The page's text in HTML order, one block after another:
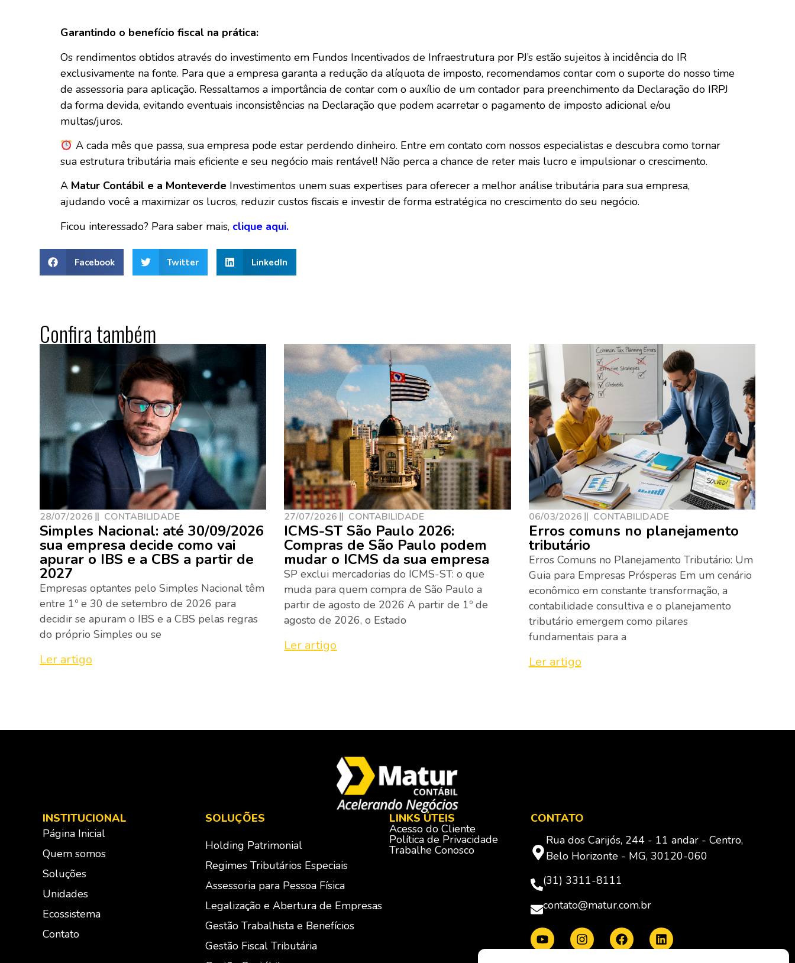
Garantindo o benefício fiscal na prática:
Os rendimentos obtidos através do investimento em Fundos Incentivados de Infraestrutura por PJ’s estão sujeitos à incidência do IR
exclusivamente na fonte. Para que a empresa garanta a redução da alíquota de imposto, recomendamos contar com o suporte do nosso time
de assessoria para aplicação. Ressaltamos a importância de contar com o auxílio de um contador para preenchimento da Declaração do IRPJ
da forma devida, evitando eventuais inconsistências na Declaração que podem acarretar o pagamento de imposto adicional e/ou
multas/juros.
A cada mês que passa, sua empresa pode estar perdendo dinheiro. Entre em contato com nossos especialistas e descubra como tornar
sua estrutura tributária mais eficiente e seu negócio mais rentável! Não perca a chance de reter mais lucro e impulsionar o crescimento.
A Matur Contábil e a Monteverde Investimentos unem suas expertises para oferecer a melhor análise tributária para sua empresa,
ajudando você a maximizar os lucros, reduzir custos fiscais e investir de forma estratégica no crescimento do seu negócio.
Ficou interessado? Para saber mais, clique aqui.
Facebook Twitter LinkedIn
Confira também
28/07/2026 CONTABILIDADE
Simples Nacional: até 30/09/2026
sua empresa decide como vai
apurar o IBS e a CBS a partir de
2027
Empresas optantes pelo Simples Nacional têm
entre 1º e 30 de setembro de 2026 para
decidir se apuram o IBS e a CBS pelas regras
do próprio Simples ou se
Ler artigo
27/07/2026 CONTABILIDADE
ICMS-ST São Paulo 2026:
Compras de São Paulo podem
mudar o ICMS da sua empresa
SP exclui mercadorias do ICMS-ST: o que
muda para quem compra de São Paulo a
partir de agosto de 2026 A partir de 1º de
agosto de 2026, o Estado
Ler artigo
06/03/2026 CONTABILIDADE
Erros comuns no planejamento
tributário
Erros Comuns no Planejamento Tributário: Um
Guia para Empresas Prósperas Em um cenário
econômico em constante transformação, a
contabilidade consultiva e o planejamento
tributário emergem como pilares
fundamentais para a
Ler artigo
INSTITUCIONAL
Página Inicial
Quem somos
Soluções
Unidades
Ecossistema
Contato
SOLUÇÕES
Holding Patrimonial
Regimes Tributários Especiais
Assessoria para Pessoa Física
Legalização e Abertura de Empresas
Gestão Trabalhista e Benefícios
Gestão Fiscal Tributária
LINKS ÚTEIS
Acesso do Cliente
Política de Privacidade
Trabalhe Conosco
CONTATO
Rua dos Carijós, 244 - 11 andar - Centro,
Belo Horizonte - MG, 30120-060
(31) 3311-8111
contato@matur.com.br